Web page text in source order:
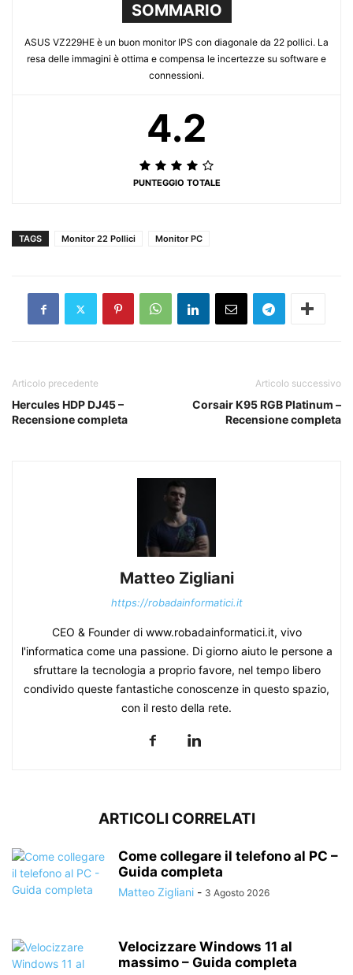
SOMMARIO
ASUS VZ229HE è un buon monitor IPS con diagonale da 22 pollici. La
resa delle immagini è ottima e compensa le incertezze su software e
connessioni.
4.2
PUNTEGGIO TOTALE
TAGS Monitor 22 Pollici Monitor PC
Articolo precedente
Hercules HDP DJ45 –
Recensione completa
Articolo successivo
Corsair K95 RGB Platinum –
Recensione completa
Matteo Zigliani
https://robadainformatici.it
CEO & Founder di www.robadainformatici.it, vivo
l'informatica come una passione. Di giorno aiuto le persone a
sfruttare la tecnologia a proprio favore, nel tempo libero
condivido queste fantastiche conoscenze in questo spazio,
con il resto della rete.
ARTICOLI CORRELATI
Come collegare il telefono al PC –
Guida completa
Matteo Zigliani - 3 Agosto 2026
Velocizzare Windows 11 al
massimo – Guida completa